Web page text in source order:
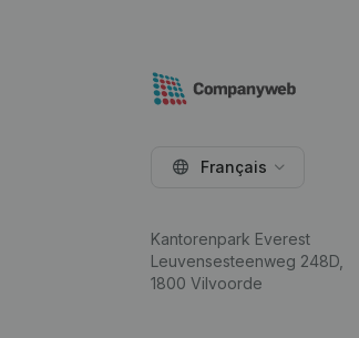
Français
Kantorenpark Everest
Leuvensesteenweg 248D,
1800 Vilvoorde